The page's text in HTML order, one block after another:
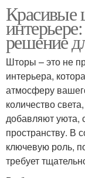
Красивые
решение
Шторы – это не
интерьера,
атмосферу
количество
добавляют уюта,
пространству. В
ключевую роль,
требует